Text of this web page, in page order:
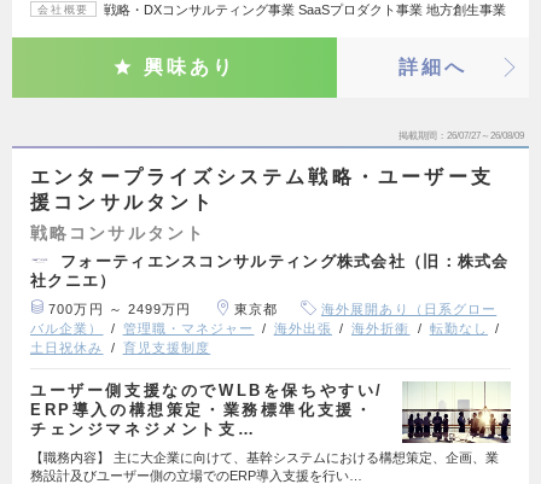
会社概要 戦略・DXコンサルティング事業 SaaSプロダクト事業 地方創生事業
興味あり 詳細へ
掲載期間 26/07/27～26/08/09
エンタープライズシステム戦略・ユーザー支
援コンサルタント
戦略コンサルタント
フォーティエンスコンサルティング株式会社（旧：株式会
社クニエ）
700万円 ～ 2499万円 東京都
海外展開あり（日系グロー
バル企業）
管理職・マネジャー 海外出張 海外折衝
転勤なし
土日祝休み
育児支援制度
ユーザー側支援なのでWLBを保ちやすい/
ERP導入の構想策定・業務標準化支援・
チェンジマネジメント支…
【職務内容】 主に大企業に向けて、基幹システムにおける構想策定、企画、業
務設計及びユーザー側の立場でのERP導入支援を行い…